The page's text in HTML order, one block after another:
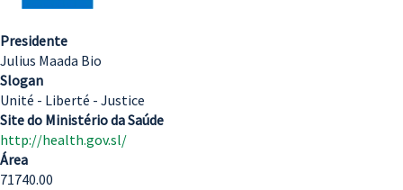
Presidente
Julius Maada Bio
Slogan
Unité - Liberté - Justice
Site do Ministério da Saúde
http://health.gov.sl/
Área
71740.00